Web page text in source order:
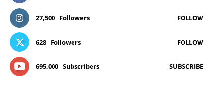
27,500 Followers FOLLOW
628 Followers FOLLOW
695,000 Subscribers SUBSCRIBE